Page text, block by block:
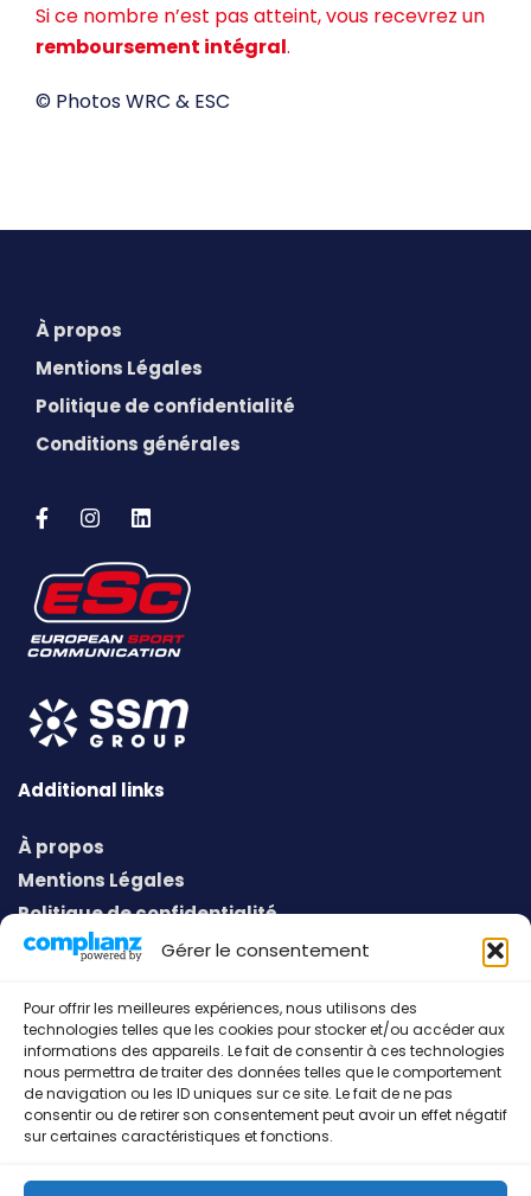
Gérer le consentement
Pour offrir les meilleures expériences, nous utilisons des
technologies telles que les cookies pour stocker et/ou accéder aux
informations des appareils. Le fait de consentir à ces technologies
nous permettra de traiter des données telles que le comportement
de navigation ou les ID uniques sur ce site. Le fait de ne pas
consentir ou de retirer son consentement peut avoir un effet négatif
sur certaines caractéristiques et fonctions.
Si ce nombre n’est pas atteint, vous recevrez un
remboursement intégral.
© Photos WRC & ESC
À propos
Mentions Légales
Politique de confidentialité
Conditions générales
Additional links
À propos
Mentions Légales
Politique de confidentialité
Conditions générales
Address
European Sport Communication
53, Gruuss-Strooss
L-9991 Weiswampach
Grand-Duché de Luxembourg